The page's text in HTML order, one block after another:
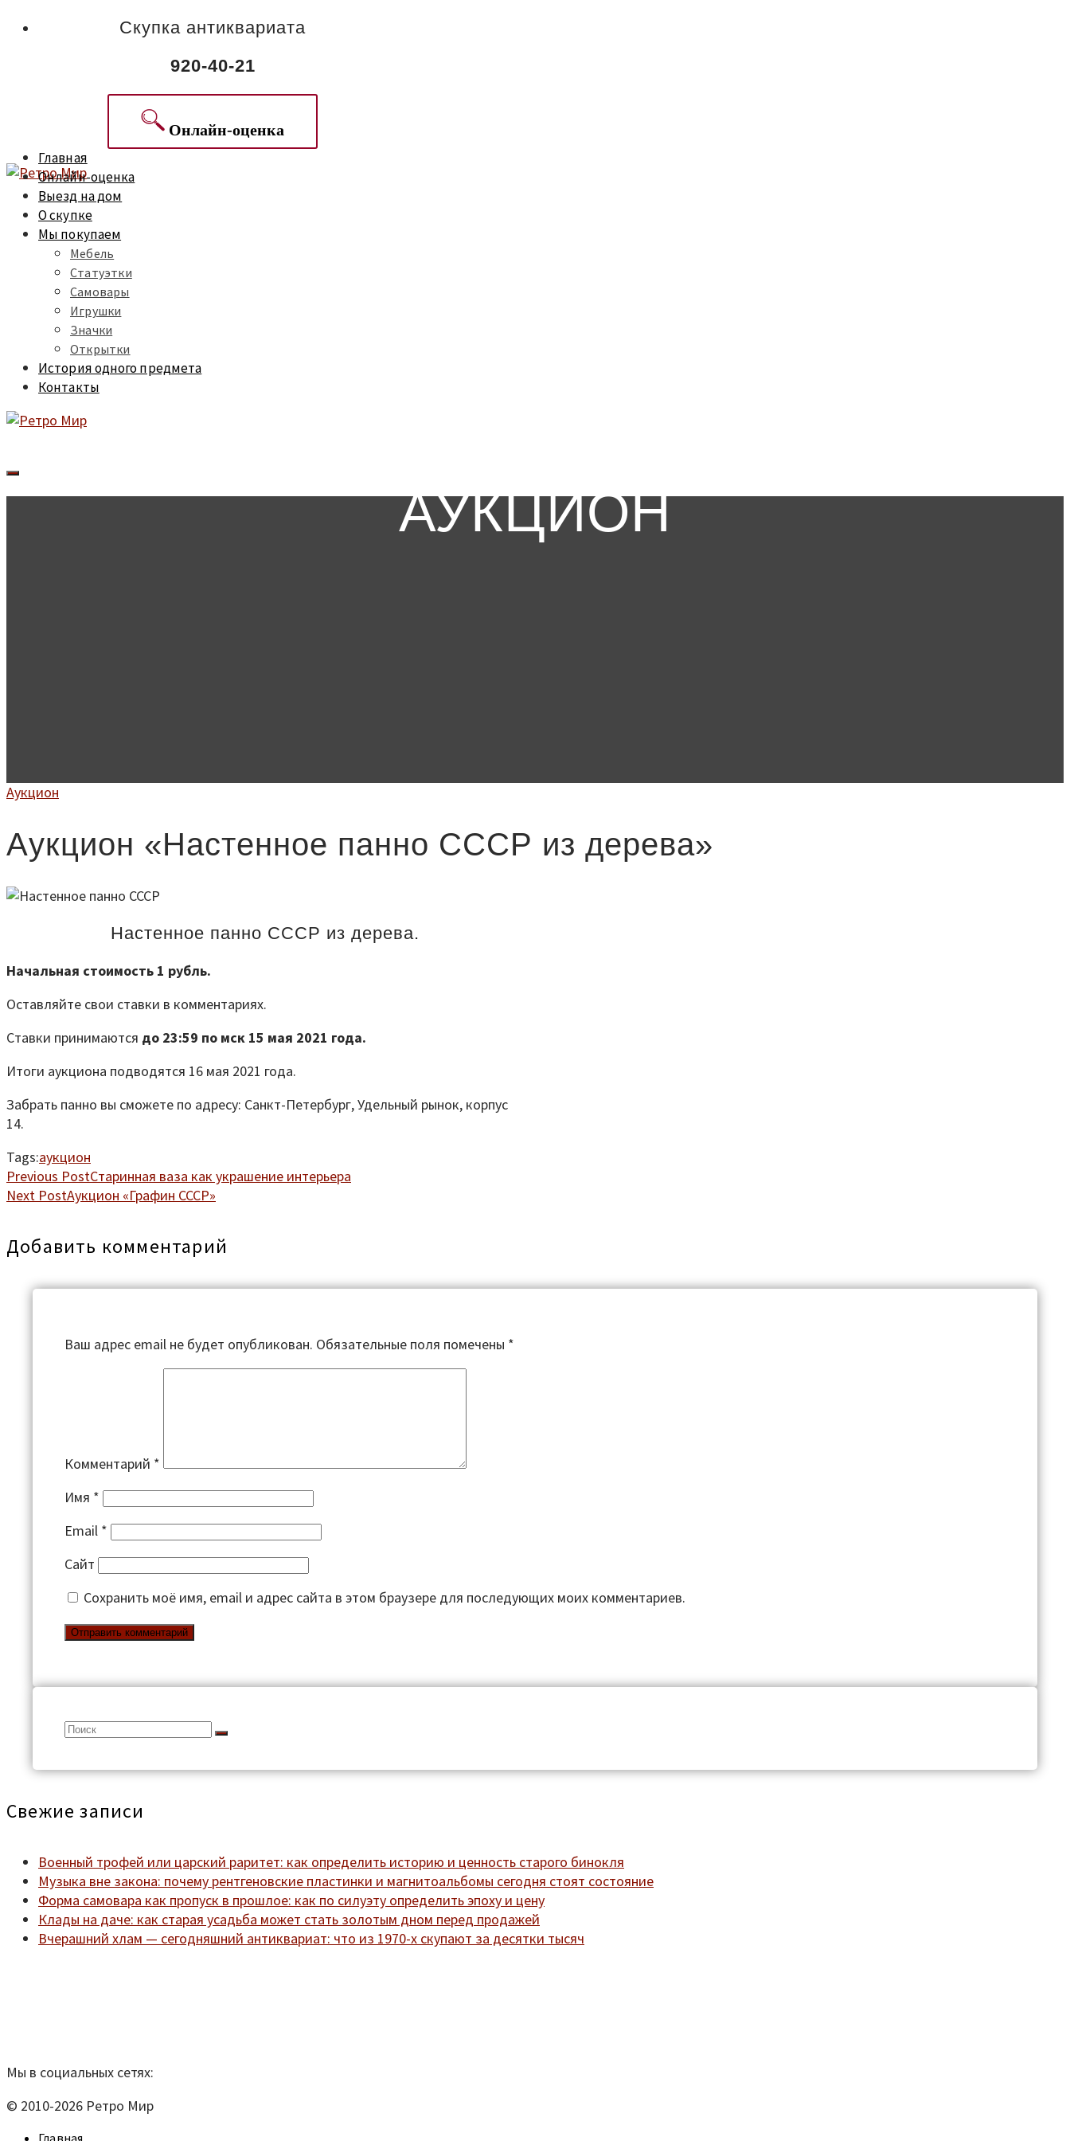
Скупка антиквариата
920-40-21
Онлайн-оценка
Главная
Онлайн-оценка
Выезд на дом
О скупке
Мы покупаем
Мебель
Статуэтки
Самовары
Игрушки
Значки
Открытки
История одного предмета
Контакты
АУКЦИОН
Аукцион
Аукцион «Настенное панно СССР из дерева»
Настенное панно СССР из дерева.
Начальная стоимость 1 рубль.
Оставляйте свои ставки в комментариях.
Ставки принимаются до 23:59 по мск 15 мая 2021 года.
Итоги аукциона подводятся 16 мая 2021 года.
Забрать панно вы сможете по адресу: Санкт-Петербург, Удельный рынок, корпус
14.
Tags:аукцион
Previous PostСтаринная ваза как украшение интерьера
Next PostАукцион «Графин СССР»
Добавить комментарий
Ваш адрес email не будет опубликован. Обязательные поля помечены *
Комментарий *
Имя *
Email *
Сайт
Сохранить моё имя, email и адрес сайта в этом браузере для последующих моих комментариев.
Search
Свежие записи
Военный трофей или царский раритет: как определить историю и ценность старого бинокля
Музыка вне закона: почему рентгеновские пластинки и магнитоальбомы сегодня стоят состояние
Форма самовара как пропуск в прошлое: как по силуэту определить эпоху и цену
Клады на даче: как старая усадьба может стать золотым дном перед продажей
Вчерашний хлам — сегодняшний антиквариат: что из 1970-х скупают за десятки тысяч
Мы в социальных сетях:
© 2010-2026 Ретро Мир
Главная